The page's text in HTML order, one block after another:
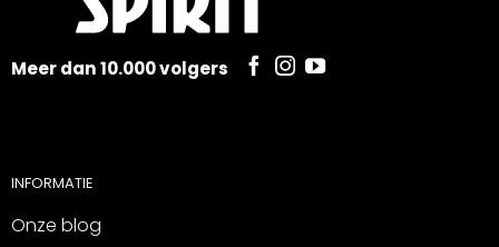
Meer dan 10.000 volgers
INFORMATIE
Onze blog